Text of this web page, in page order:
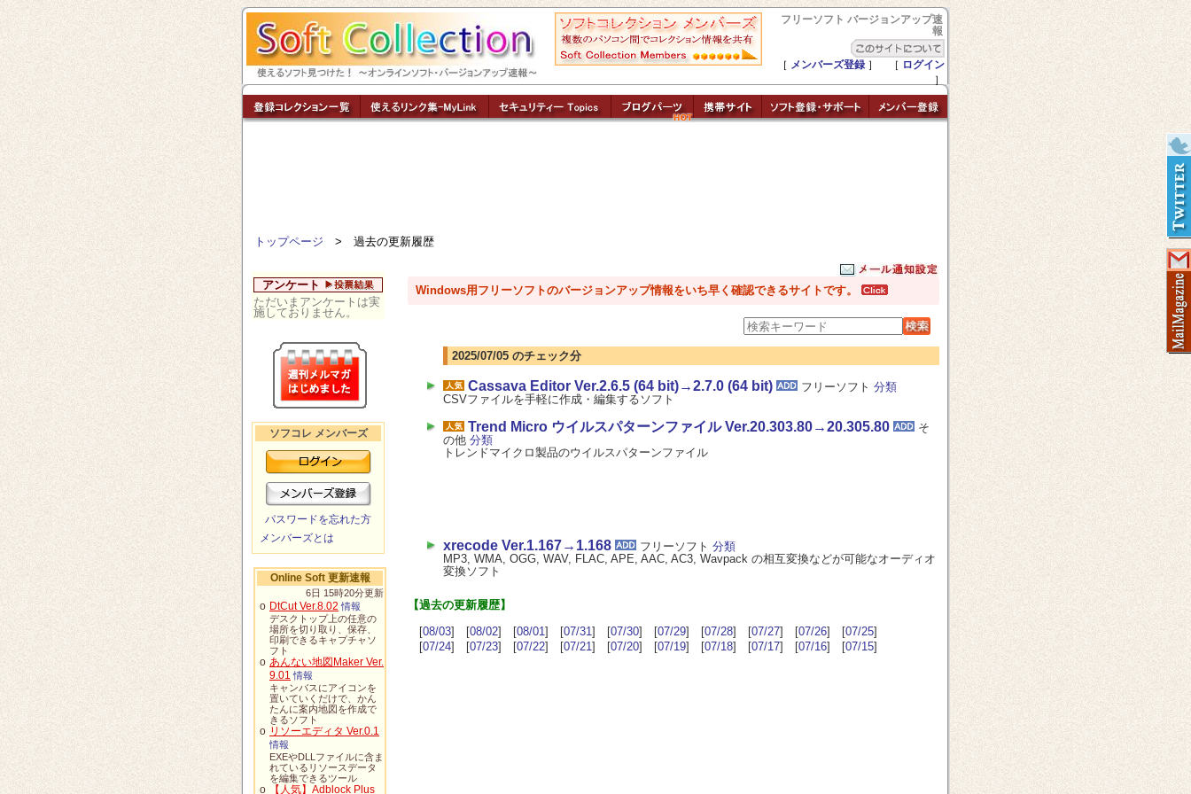
フリーソフト バージョンアップ速
報
［ メンバーズ登録 ］ ［ ログイン
］
トップページ > 過去の更新履歴
アンケート
ただいまアンケートは実
施しておりません。
ソフコレ メンバーズ
パスワードを忘れた方
メンバーズとは
Online Soft 更新速報
6日 15時20分更新
o DtCut Ver.8.02 情報
デスクトップ上の任意の
場所を切り取り、保存、
印刷できるキャプチャソ
フト
o あんない地図Maker Ver.
9.01 情報
キャンバスにアイコンを
置いていくだけで、かん
たんに案内地図を作成で
きるソフト
o リソーエディタ Ver.0.1
情報
EXEやDLLファイルに含ま
れているリソースデータ
を編集できるツール
o 【人気】Adblock Plus
Windows用フリーソフトのバージョンアップ情報をいち早く確認できるサイトです。
2025/07/05 のチェック分
Cassava Editor Ver.2.6.5 (64 bit)→2.7.0 (64 bit) フリーソフト 分類
CSVファイルを手軽に作成・編集するソフト
Trend Micro ウイルスパターンファイル Ver.20.303.80→20.305.80
そ
の他 分類
トレンドマイクロ製品のウイルスパターンファイル
xrecode Ver.1.167→1.168 フリーソフト 分類
MP3, WMA, OGG, WAV, FLAC, APE, AAC, AC3, Wavpack の相互変換などが可能なオーディオ
変換ソフト
【過去の更新履歴】
[08/03] [08/02] [08/01] [07/31] [07/30] [07/29] [07/28] [07/27] [07/26] [07/25]
[07/24] [07/23] [07/22] [07/21] [07/20] [07/19] [07/18] [07/17] [07/16] [07/15]